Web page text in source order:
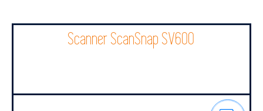
Scanner ScanSnap SV600